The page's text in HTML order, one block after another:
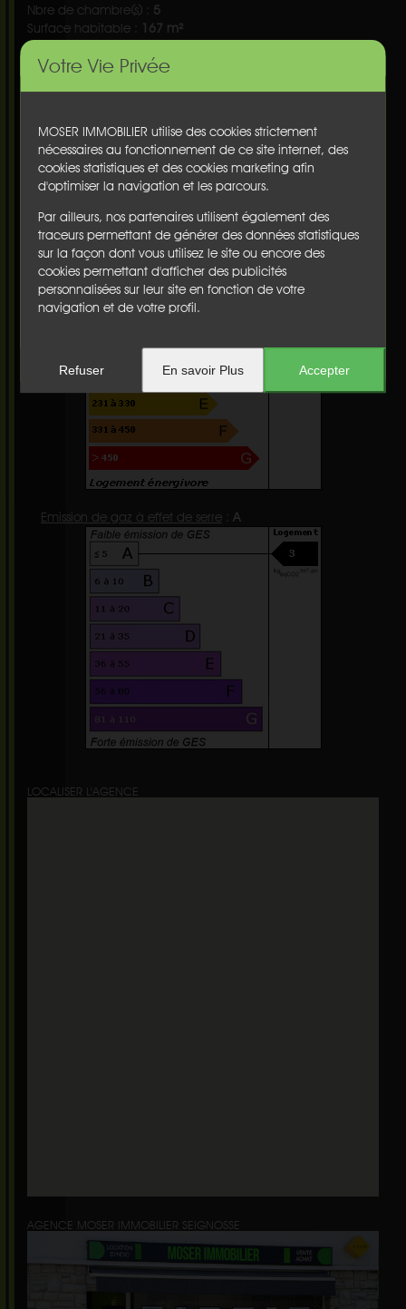
Votre Vie Privée
MOSER IMMOBILIER utilise des cookies strictement
nécessaires au fonctionnement de ce site internet, des
cookies statistiques et des cookies marketing afin
d'optimiser la navigation et les parcours.
Par ailleurs, nos partenaires utilisent également des
traceurs permettant de générer des données statistiques
sur la façon dont vous utilisez le site ou encore des
cookies permettant d'afficher des publicités
personnalisées sur leur site en fonction de votre
navigation et de votre profil.
Refuser En savoir Plus Accepter
Nbre de chambre(s) : 5
Surface habitable :
167 m²
Surface du terrain :
Terrasse(s) :non
Parking : non
Chauffage :nc
Etage :nc
Ascenseur :non
Honoraires :
Diagnostics
Performance énergétique:B
Emission de gaz à effet de serre A
LOCALISER L'AGENCE
AGENCE MOSER IMMOBILIER SEIGNOSSE